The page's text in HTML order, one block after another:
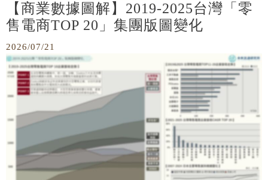
【商業數據圖解】2019-2025台灣「零
售電商TOP 20」集團版圖變化
2026/07/21